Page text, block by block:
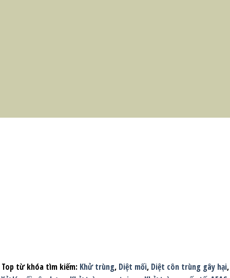
Top từ khóa tìm kiếm: Khử trùng, Diệt mối, Diệt côn trùng gây hại,